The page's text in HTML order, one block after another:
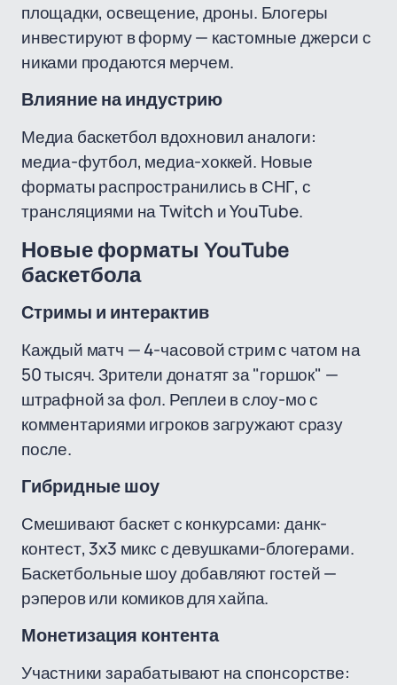
площадки, освещение, дроны. Блогеры
инвестируют в форму — кастомные джерси с
никами продаются мерчем.
Влияние на индустрию
Медиа баскетбол вдохновил аналоги:
медиа-футбол, медиа-хоккей. Новые
форматы распространились в СНГ, с
трансляциями на Twitch и YouTube.
Новые форматы YouTube
баскетбола
Стримы и интерактив
Каждый матч — 4-часовой стрим с чатом на
50 тысяч. Зрители донатят за "горшок" —
штрафной за фол. Реплеи в слоу-мо с
комментариями игроков загружают сразу
после.
Гибридные шоу
Смешивают баскет с конкурсами: данк-
контест, 3x3 микс с девушками-блогерами.
Баскетбольные шоу добавляют гостей —
рэперов или комиков для хайпа.
Монетизация контента
Участники зарабатывают на спонсорстве: